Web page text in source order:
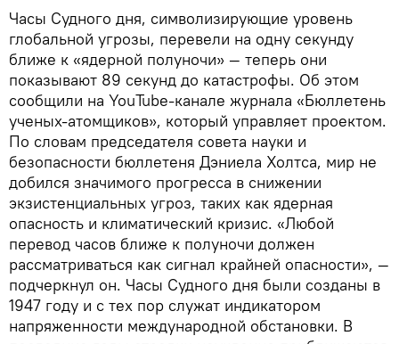
Часы Судного дня, символизирующие уровень
глобальной угрозы, перевели на одну секунду
ближе к «ядерной полуночи» — теперь они
показывают 89 секунд до катастрофы. Об этом
сообщили на YouTube-канале журнала «Бюллетень
ученых-атомщиков», который управляет проектом.
По словам председателя совета науки и
безопасности бюллетеня Дэниела Холтса, мир не
добился значимого прогресса в снижении
экзистенциальных угроз, таких как ядерная
опасность и климатический кризис. «Любой
перевод часов ближе к полуночи должен
рассматриваться как сигнал крайней опасности», —
подчеркнул он. Часы Судного дня были созданы в
1947 году и с тех пор служат индикатором
напряженности международной обстановки. В